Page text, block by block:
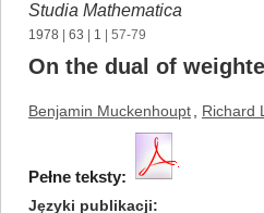
Studia Mathematica
1978 63 1 | 57-79
On the dual of
Benjamin Muckenhoupt Richard
Pełne teksty:
Języki publikacji